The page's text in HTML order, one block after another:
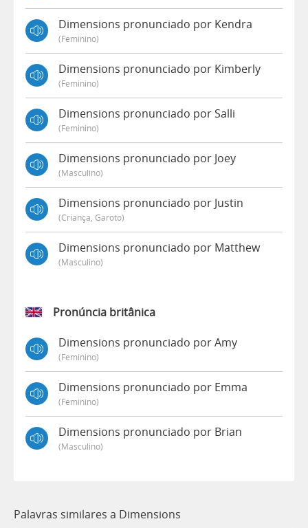
Dimensions pronunciado por Kendra
(feminino)
Dimensions pronunciado por Kimberly
(feminino)
Dimensions pronunciado por Salli
(feminino)
Dimensions pronunciado por Joey
(masculino)
Dimensions pronunciado por Justin
(criança, Garoto)
Dimensions pronunciado por Matthew
(masculino)
Pronúncia britânica
Dimensions pronunciado por Amy
(feminino)
Dimensions pronunciado por Emma
(feminino)
Dimensions pronunciado por Brian
(masculino)
Palavras similares a Dimensions